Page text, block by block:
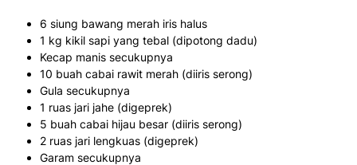
6 siung bawang merah iris halus
1 kg kikil sapi yang tebal (dipotong dadu)
Kecap manis secukupnya
10 buah cabai rawit merah (diiris serong)
Gula secukupnya
1 ruas jari jahe (digeprek)
5 buah cabai hijau besar (diiris serong)
2 ruas jari lengkuas (digeprek)
Garam secukupnya